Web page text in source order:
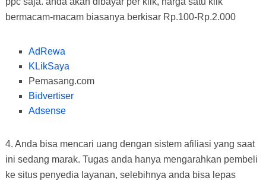
bermacam-macam biasanya berkisar Rp.100-Rp.2.000
AdRewa
KLikSaya
Pemasang.com
Bidvertiser
Adsense
4. Anda bisa mencari uang dengan sistem afiliasi yang saat
ini sedang marak. Tugas anda hanya mengarahkan pembeli
ke situs penyedia layanan, selebihnya anda bisa lepas